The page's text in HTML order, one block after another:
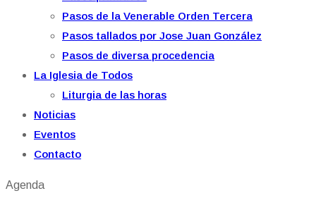
Pasos de la Venerable Orden Tercera
Pasos tallados por Jose Juan González
Pasos de diversa procedencia
La Iglesia de Todos
Liturgia de las horas
Noticias
Eventos
Contacto
Agenda